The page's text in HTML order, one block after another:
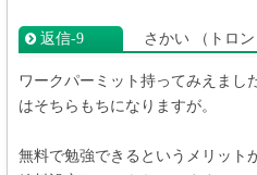
返信‐9 さかい （トロン
ワークパーミット持ってみえまし
はそちらもちになりますが。
無料で勉強できるというメリット